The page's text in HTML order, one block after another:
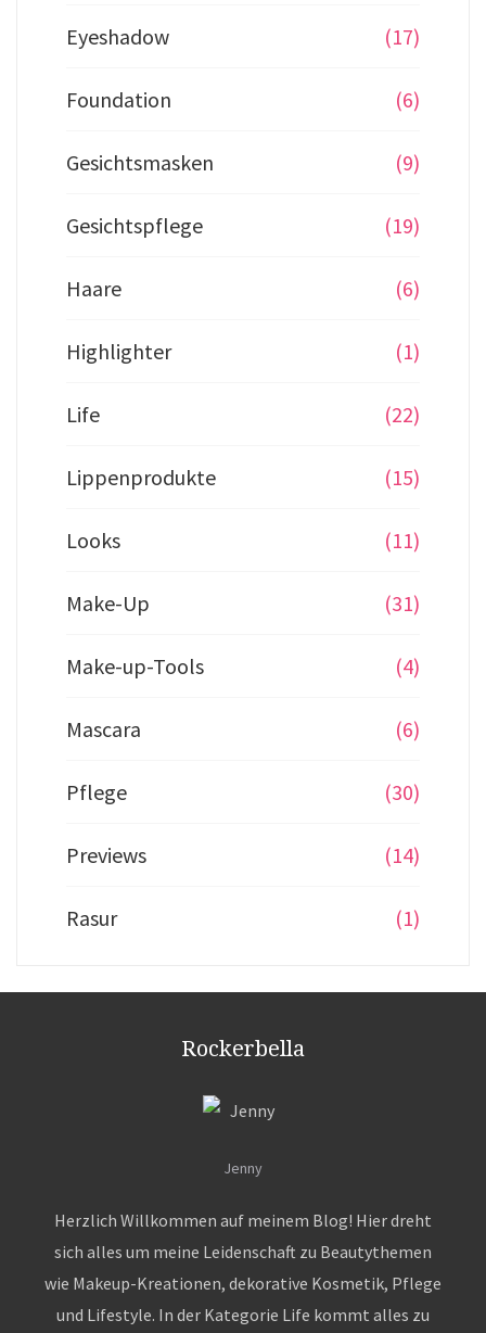
Eyeshadow (17)
Foundation (6)
Gesichtsmasken (9)
Gesichtspflege (19)
Haare (6)
Highlighter (1)
Life (22)
Lippenprodukte (15)
Looks (11)
Make-Up (31)
Make-up-Tools (4)
Mascara (6)
Pflege (30)
Previews (14)
Rasur (1)
Rockerbella
Jenny
Herzlich Willkommen auf meinem Blog! Hier dreht
sich alles um meine Leidenschaft zu Beautythemen
wie Makeup-Kreationen, dekorative Kosmetik, Pflege
und Lifestyle. In der Kategorie Life kommt alles zu